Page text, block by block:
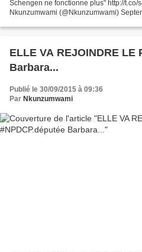
Schengen ne fonctionne plus" http://t.co/
Nkunzumwami (@Nkunzumwami)
ELLE VA REJOINDRE LE
Barbara...
Publié le 30/09/2015 à 09:36
Par Nkunzumwami